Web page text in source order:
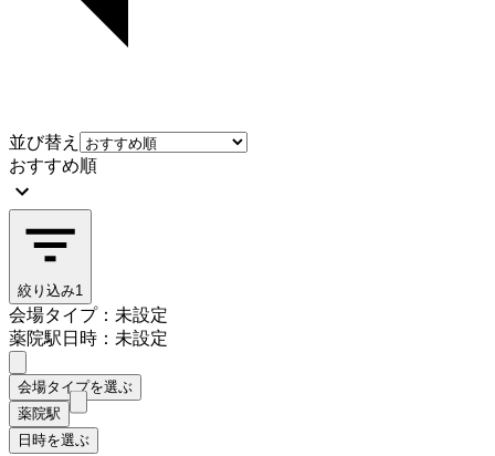
並び替え
おすすめ順
絞り込み1
会場タイプ：未設定
薬院駅日時：未設定
会場タイプを選ぶ
薬院駅
日時を選ぶ